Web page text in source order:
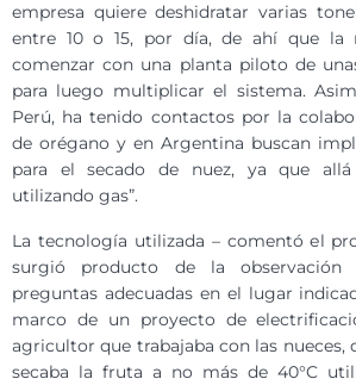
empresa quiere deshidratar varias
entre 10 o 15, por día, de ahí que la
comenzar con una planta piloto de
para luego multiplicar el sistema.
Perú, ha tenido contactos por la
de orégano y en Argentina buscan
para el secado de nuez, ya que
utilizando gas”.
La tecnología utilizada – comentó el
surgió producto de la
preguntas adecuadas en el lugar
marco de un proyecto de
agricultor que trabajaba con las nueces,
secaba la fruta a no más de 40°C